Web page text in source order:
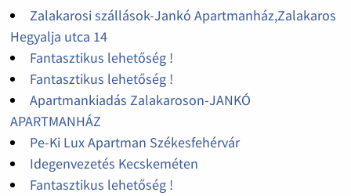
Zalakarosi szállások-Jankó Apartmanház,Zalakaros
Hegyalja utca 14
Fantasztikus lehetőség !
Fantasztikus lehetőség !
Apartmankiadás Zalakaroson-JANKÓ
APARTMANHÁZ
Pe-Ki Lux Apartman Székesfehérvár
Idegenvezetés Kecskeméten
Fantasztikus lehetőség !